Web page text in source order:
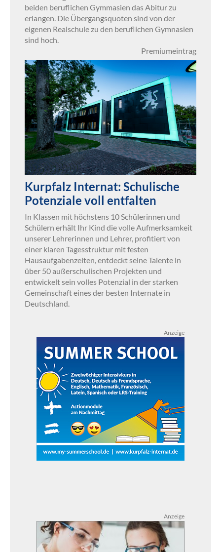
beiden beruflichen Gymmasien das Abitur zu
erlangen. Die Übergangsquoten sind von der
eigenen Realschule zu den beruflichen Gymnasien
sind hoch.
Premiumeintrag
Kurpfalz Internat: Schulische
Potenziale voll entfalten
In Klassen mit höchstens 10 Schülerinnen und
Schülern erhält Ihr Kind die volle Aufmerksamkeit
unserer Lehrerinnen und Lehrer, profitiert von
einer klaren Tagesstruktur mit festen
Hausaufgabenzeiten, entdeckt seine Talente in
über 50 außerschulischen Projekten und
entwickelt sein volles Potenzial in der starken
Gemeinschaft eines der besten Internate in
Deutschland.
Anzeige
Anzeige